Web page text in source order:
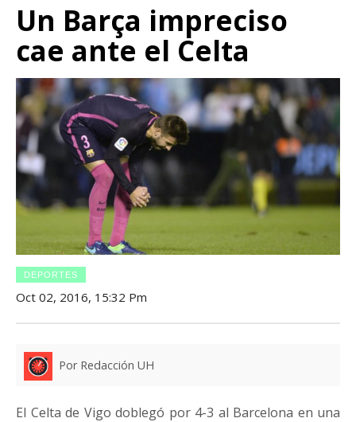
Un Barça impreciso
cae ante el Celta
DEPORTES
Oct 02, 2016, 15:32 Pm
Por Redacción UH
El Celta de Vigo doblegó por 4-3 al Barcelona en una